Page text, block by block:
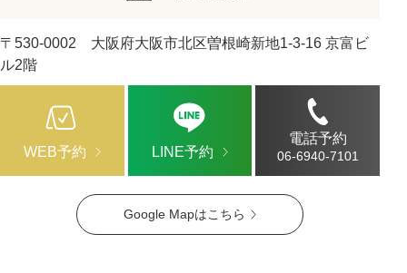
Google Mapはこちら
〒530-0002 大阪府大阪市北区曽根崎新地1-3-16 京富ビ
ル2階
WEB予約 LINE予約
電話予約
06-6940-7101